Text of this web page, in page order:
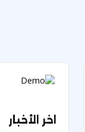
اخر الأخبار